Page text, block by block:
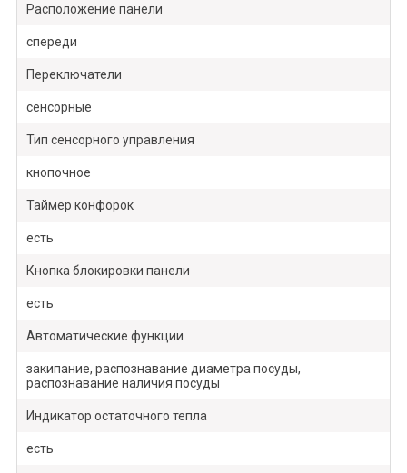
Расположение панели
спереди
Переключатели
сенсорные
Тип сенсорного управления
кнопочное
Таймер конфорок
есть
Кнопка блокировки панели
есть
Автоматические функции
закипание, распознавание диаметра посуды,
распознавание наличия посуды
Индикатор остаточного тепла
есть